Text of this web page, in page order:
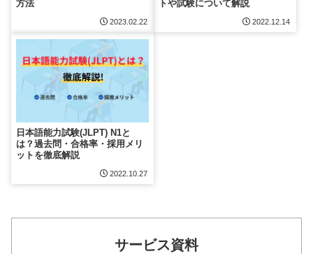
方法
2023.02.22
トや試験について解説
2022.12.14
日本語能力試験(JLPT) N1と
は？過去問・合格率・採用メリ
ットを徹底解説
2022.10.27
サービス資料